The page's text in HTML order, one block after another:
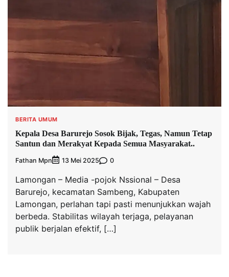
BERITA UMUM
Kepala Desa Barurejo Sosok Bijak, Tegas, Namun Tetap
Santun dan Merakyat Kepada Semua Masyarakat..
Fathan Mpn 13 Mei 2025 0
Lamongan – Media -pojok Nssional – Desa
Barurejo, kecamatan Sambeng, Kabupaten
Lamongan, perlahan tapi pasti menunjukkan wajah
berbeda. Stabilitas wilayah terjaga, pelayanan
publik berjalan efektif, […]